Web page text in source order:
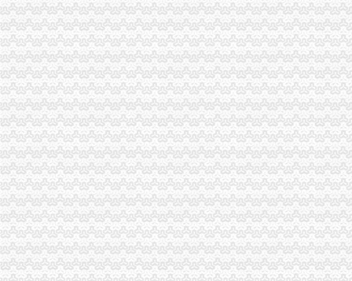
【注册公司,变更,年检,注销】-公司注册-石家庄赶集网
【合肥税务变更公司排名_排行榜_十大品牌_口碑好的税务变更公司】-
【58同城】青岛四方重庆南路外资公司注册_外资企业注册_代理外资公
上海国际港务（集团）股份有限公司-搜狐证券
成都会计、审计及税务公司-顺企网成都页
重庆登报挂失_周边服务栏目_机电之家网
双鸭山代理记帐_双鸭山代理做帐-双鸭山易登网
非居民汇算清缴企业所得税时限为5个月_国内新闻_大众网
什么是非正常户？纳税人如何解除非正常户？—多有米
【晋城财务/审计/税务招聘网|2017年晋城财务/审计/税务招聘信息】-晋
苏州高新区地税的微博_微博
重庆按揭房出售流程是什么？要交哪些税费-房天下卖房知识
沈企业社保注销流程_保险新闻网-大家保保险网
【晋城财务/审计/税务招聘网|2017年晋城财务/审计/税务招聘信息】-晋
简易注销改革让企业进得来出得去_新闻大放送_未来网
【58同城】青岛公司注销服务_公司注销代理_公司注销费用
登报,挂失,营业执照登报,公司注销,税务登记证挂失,挂